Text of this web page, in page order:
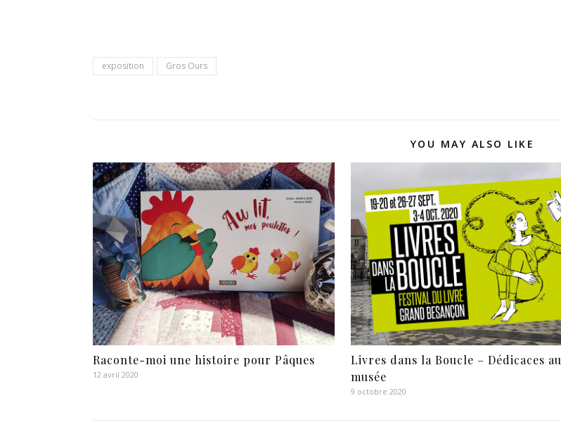
exposition Gros Ours
YOU MAY ALSO LIKE
Raconte-moi une histoire pour Pâques
12 avril 2020
Livres dans la Boucle – Dédicaces au
musée
9 octobre 2020